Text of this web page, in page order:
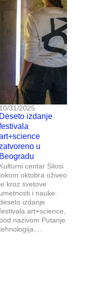
10/31/2025
Deseto izdanje
u
Beogradu
Kulturni centar Silosi
oktobra oživeo
je kroz svetove
umetnosti i nauke:
izdanje
art+science,
pod nazivom Putanje